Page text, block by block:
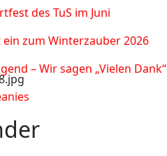
des TuS im Juni
zum Winterzauber 2026
– Wir sagen „Vielen Dank“